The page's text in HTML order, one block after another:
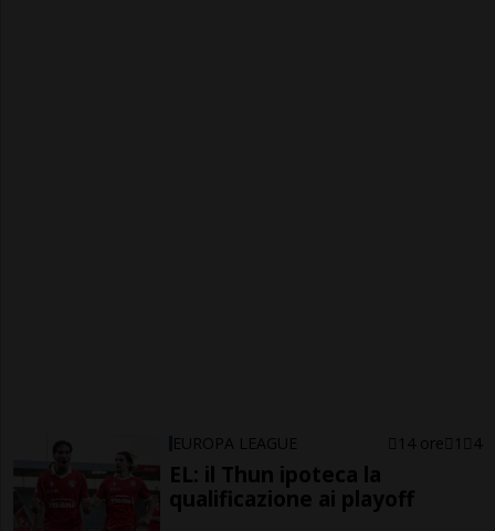
EUROPA LEAGUE 14 ore 1 4
EL: il Thun ipoteca la
qualificazione ai playoff